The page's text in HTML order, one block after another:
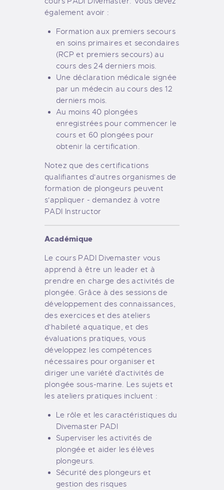
également avoir :
Formation aux premiers secours
en soins primaires et secondaires
(RCP et premiers secours) au
cours des 24 derniers mois.
Une déclaration médicale signée
par un médecin au cours des 12
derniers mois.
Au moins 40 plongées
enregistrées pour commencer le
cours et 60 plongées pour
obtenir la certification.
Notez que des certifications
qualifiantes d'autres organismes de
formation de plongeurs peuvent
s'appliquer - demandez à votre
PADI Instructor
Académique
Le cours PADI Divemaster vous
apprend à être un leader et à
prendre en charge des activités de
plongée. Grâce à des sessions de
développement des connaissances,
des exercices et des ateliers
d'habileté aquatique, et des
évaluations pratiques, vous
développez les compétences
nécessaires pour organiser et
diriger une variété d'activités de
plongée sous-marine. Les sujets et
les ateliers pratiques incluent :
Le rôle et les caractéristiques du
Divemaster PADI
Superviser les activités de
plongée et aider les élèves
plongeurs.
Sécurité des plongeurs et
gestion des risques